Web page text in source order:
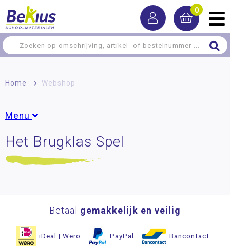
0
Home > Webshop
Menu
Rekenen
Taal
Zelfstandig werken
Spelmaterialen
Het Brugklas Spel
Betaal gemakkelijk en veilig
iDeal | Wero PayPal Bancontact